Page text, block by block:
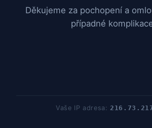
Děkujeme za pochopení a
případné
Vaše IP adresa: